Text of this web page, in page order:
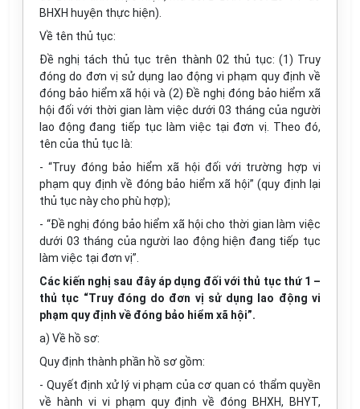
BHXH huyện thực hiện).
Về tên thủ tục:
Đề nghị tách thủ tục trên thành 02 thủ tục: (1) Truy
đóng do đơn vị sử dụng lao động vi phạm quy định về
đóng bảo hiểm xã hội và (2) Đề nghị đóng bảo hiểm xã
hội đối với thời gian làm việc dưới 03 tháng của người
lao động đang tiếp tục làm việc tại đơn vị. Theo đó,
tên của thủ tục là:
- “Truy đóng bảo hiểm xã hội đối với trường hợp vi
phạm quy định về đóng bảo hiểm xã hội” (quy định lại
thủ tục này cho phù hợp);
- “Đề nghị đóng bảo hiểm xã hội cho thời gian làm việc
dưới 03 tháng của người lao động hiện đang tiếp tục
làm việc tại đơn vị”.
Các kiến nghị sau đây áp dụng đối với thủ tục thứ 1 –
thủ tục “Truy đóng do đơn vị sử dụng lao động vi
phạm quy định về đóng bảo hiểm xã hội”.
a) Về hồ sơ:
Quy định thành phần hồ sơ gồm:
- Quyết định xử lý vi phạm của cơ quan có thẩm quyền
về hành vi vi phạm quy định về đóng BHXH, BHYT,